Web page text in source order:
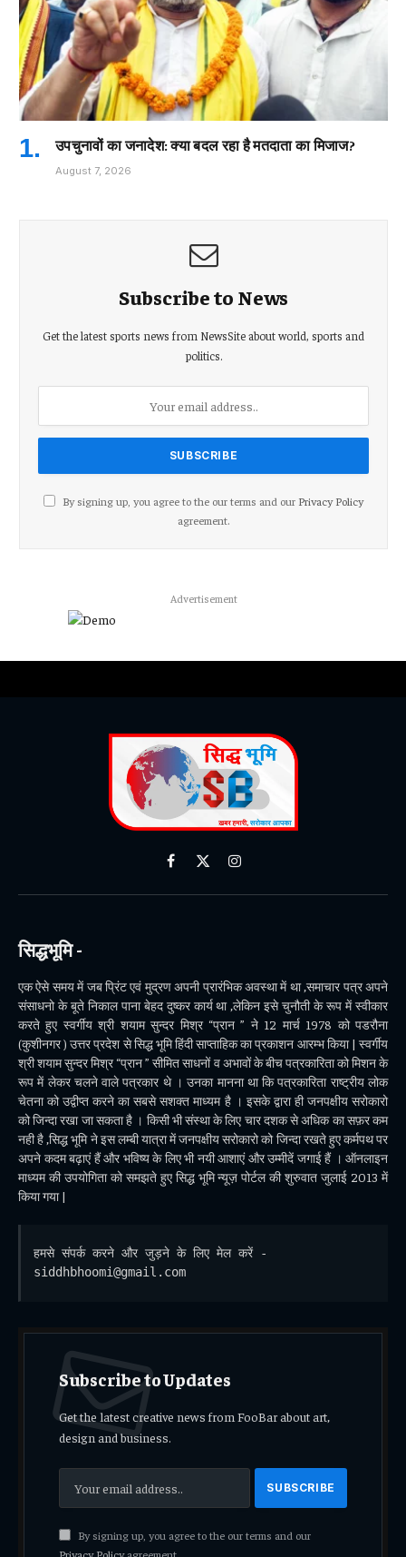
उपचुनावों का जनादेश: क्या बदल रहा है मतदाता का मिजाज?
August 7, 2026
Subscribe to News
Get the latest sports news from NewsSite about world, sports and
politics.
By signing up, you agree to the our terms and our Privacy Policy
agreement.
Advertisement
Facebook
X
Instagram
सिद्धभूमि -
एक ऐसे समय में जब प्रिंट एवं मुद्रण अपनी प्रारंभिक अवस्था में था ,समाचार पत्र अपने
संसाधनो के बूते निकाल पाना बेहद दुष्कर कार्य था ,लेकिन इसे चुनौती के रूप में स्वीकार
करते हुए स्वर्गीय श्री शयाम सुन्दर मिश्र “प्रान ” ने 12 मार्च 1978 को पडरौना
(कुशीनगर ) उत्तर प्रदेश से सिद्ध भूमि हिंदी साप्ताहिक का प्रकाशन आरम्भ किया | स्वर्गीय
श्री शयाम सुन्दर मिश्र “प्रान ” सीमित साधनों व अभावों के बीच पत्रकारिता को मिशन के
रूप में लेकर चलने वाले पत्रकार थे । उनका मानना था कि पत्रकारिता राष्ट्रीय लोक
चेतना को उद्वीप्त करने का सबसे सशक्त माध्यम है । इसके द्वारा ही जनपक्षीय सरोकारो
को जिन्दा रखा जा सकता है । किसी भी संस्था के लिए चार दशक से अधिक का सफ़र कम
नही है ,सिद्ध भूमि ने इस लम्बी यात्रा में जनपक्षीय सरोकारो को जिन्दा रखते हुए कर्मपथ पर
अपने कदम बढ़ाएं हैं और भविष्य के लिए भी नयी आशाएं और उम्मीदें जगाई हैं । ऑनलाइन
माध्यम की उपयोगिता को समझते हुए सिद्ध भूमि न्यूज़ पोर्टल की शुरुवात जुलाई 2013 में
किया गया |
हमसे संपर्क करने और जुड़ने के लिए मेल करें -
siddhbhoomi@gmail.com
Subscribe to Updates
Get the latest creative news from FooBar about art,
design and business.
By signing up, you agree to the our terms and our